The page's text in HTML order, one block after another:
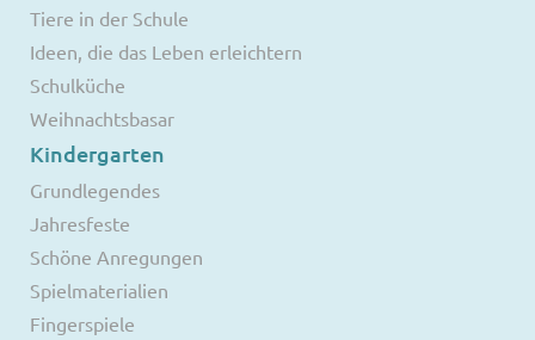
Tiere in der Schule
Ideen, die das Leben erleichtern
Schulküche
Weihnachtsbasar
Kindergarten
Grundlegendes
Jahresfeste
Schöne Anregungen
Spielmaterialien
Fingerspiele